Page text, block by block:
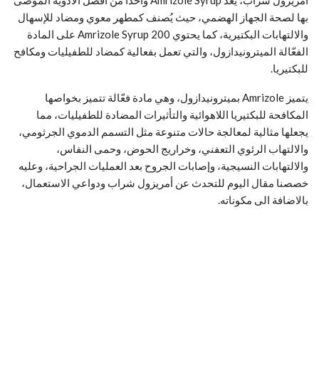
بها لصحة الجهاز الهضمي، حيث يُصنف كمطهر معوي ومضاد للإسهال
والالتهابات البكتيرية، كما يحتوي Amrizole Syrup 200 على المادة
الفعّالة الميترونيدازول، والتي تعمل بفعالية كمضاد للطفيليات ومكافح
للبكتيريا.
يتميز Amrizole بميترونيدازول، وهي مادة فعّالة تتميز بخواصها
المكافحة للبكتيريا اللاهوائية والتأثيرات المضادة للطفيليات، مما
يجعلها مثالية لمعالجة حالات متنوعة مثل التسمم الدموي الجرثومي،
والالتهاب الرئوي التعفني، وخراريج الحوض، وحمى النفاس،
والالتهابات النسيجية، وإصابات الجروح بعد العمليات الجراحية، وعليه
خصصنا مقال اليوم للتحدث عن أمريزول شراب ودواعي الاستعمال،
بالاضافة الى مكوناته.